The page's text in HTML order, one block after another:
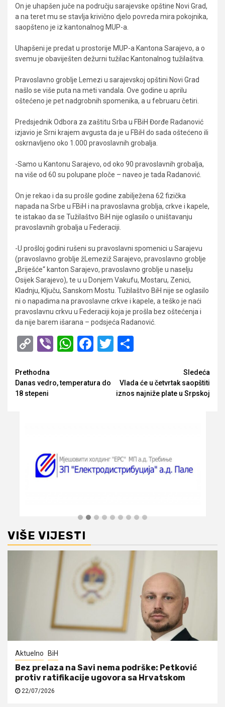
On je uhapšen juče na području sarajevske opštine Novi Grad,
a na teret mu se stavlja krivično djelo povreda mira pokojnika,
saopšteno je iz kantonalnog MUP-a.
Uhapšeni je predat u prostorije MUP-a Kantona Sarajevo, a o
svemu je obaviješten dežurni tužilac Kantonalnog tužilaštva.
Pravoslavno groblje Lemezi u sarajevskoj opštini Novi Grad
našlo se više puta na meti vandala. Ove godine u aprilu
oštećeno je pet nadgrobnih spomenika, a u februaru četiri.
Predsjednik Odbora za zaštitu Srba u FBiH Đorđe Radanović
izjavio je Srni krajem avgusta da je u FBiH do sada oštećeno ili
oskrnavljeno oko 1.000 pravoslavnih grobalja.
-Samo u Kantonu Sarajevo, od oko 90 pravoslavnih grobalja,
na više od 60 su polupane ploče – naveo je tada Radanović.
On je rekao i da su prošle godine zabilježena 62 fizička
napada na Srbe u FBiH i na pravoslavna groblja, crkve i kapele,
te istakao da se Tužilaštvo BiH nije oglasilo o uništavanju
pravoslavnih grobalja u Federaciji.
-U prošloj godini rušeni su pravoslavni spomenici u Sarajevu
(pravoslavno groblje žLemeziž Sarajevo, pravoslavno groblje
„Briješće“ kanton Sarajevo, pravoslavno groblje u naselju
Osijek Sarajevo), te u u Donjem Vakufu, Mostaru, Zenici,
Kladnju, Ključu, Sanskom Mostu. Tužilaštvo BiH nije se oglasilo
ni o napadima na pravoslavne crkve i kapele, a teško je naći
pravoslavnu crkvu u Federaciji koja je prošla bez oštećenja i
da nije barem išarana – podsjeća Radanović.
CopyViberWhatsApp
Facebook
Twitter
Opširnije
Prethodna
Danas vedro, temperatura do
18 stepeni
Sledeća
Vlada će u četvrtak saopštiti
iznos najniže plate u Srpskoj
VIŠE VIJESTI
Aktuelno BiH
Bez prelaza na Savi nema podrške: Petković
protiv ratifikacije ugovora sa Hrvatskom
22/07/2026